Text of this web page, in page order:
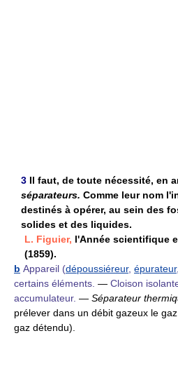
3 Il faut, de toute nécessité, en
séparateurs. Comme leur nom
destinés à opérer, au sein des
solides et des liquides.
L. Figuier, l'Année scientifique
(1859).
b Appareil (dépoussiéreur, épurateur,
certains éléments. — Cloison
accumulateur. — Séparateur
prélever dans un débit gazeux le
gaz détendu).